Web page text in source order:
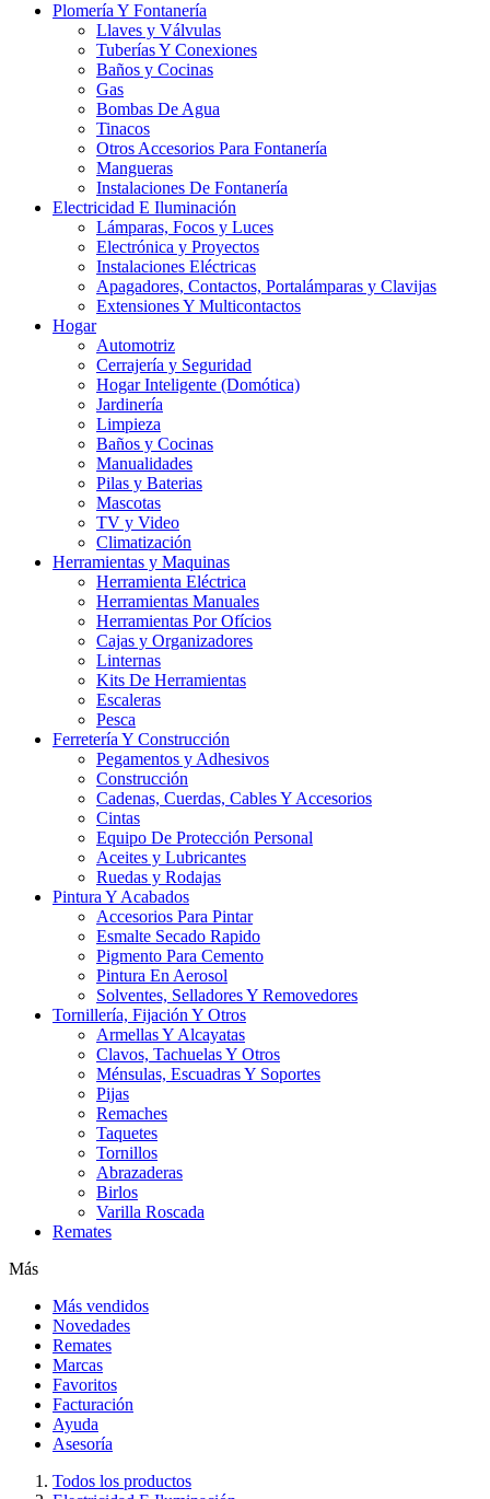
Plomería Y Fontanería
Llaves y Válvulas
Tuberías Y Conexiones
Baños y Cocinas
Gas
Bombas De Agua
Tinacos
Otros Accesorios Para Fontanería
Mangueras
Instalaciones De Fontanería
Electricidad E Iluminación
Lámparas, Focos y Luces
Electrónica y Proyectos
Instalaciones Eléctricas
Apagadores, Contactos, Portalámparas y Clavijas
Extensiones Y Multicontactos
Hogar
Automotriz
Cerrajería y Seguridad
Hogar Inteligente (Domótica)
Jardinería
Limpieza
Baños y Cocinas
Manualidades
Pilas y Baterias
Mascotas
TV y Video
Climatización
Herramientas y Maquinas
Herramienta Eléctrica
Herramientas Manuales
Herramientas Por Ofícios
Cajas y Organizadores
Linternas
Kits De Herramientas
Escaleras
Pesca
Ferretería Y Construcción
Pegamentos y Adhesivos
Construcción
Cadenas, Cuerdas, Cables Y Accesorios
Cintas
Equipo De Protección Personal
Aceites y Lubricantes
Ruedas y Rodajas
Pintura Y Acabados
Accesorios Para Pintar
Esmalte Secado Rapido
Pigmento Para Cemento
Pintura En Aerosol
Solventes, Selladores Y Removedores
Tornillería, Fijación Y Otros
Armellas Y Alcayatas
Clavos, Tachuelas Y Otros
Ménsulas, Escuadras Y Soportes
Pijas
Remaches
Taquetes
Tornillos
Abrazaderas
Birlos
Varilla Roscada
Remates
Más
Más vendidos
Novedades
Remates
Marcas
Favoritos
Facturación
Ayuda
Asesoría
Todos los productos